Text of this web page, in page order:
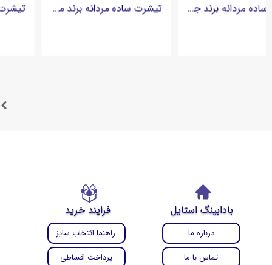
تیشرت ساده مردانه برند جک اند جونز Jack and Jones تیشرت ساده مردانه برند جک اند جونز Jack and Jones
فرایند خرید بادابینگ استایل
راهنما انتخاب سایز
پرداخت اقساطی
درباره ما
تماس با ما